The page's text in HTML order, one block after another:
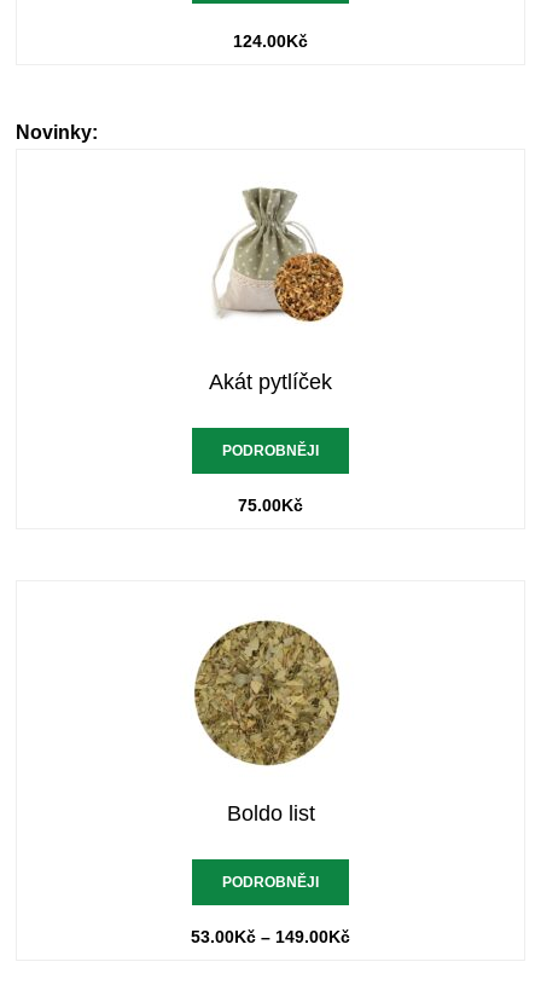
124.00Kč
Novinky:
Akát pytlíček
PODROBNĚJI
75.00Kč
Boldo list
PODROBNĚJI
53.00Kč – 149.00Kč